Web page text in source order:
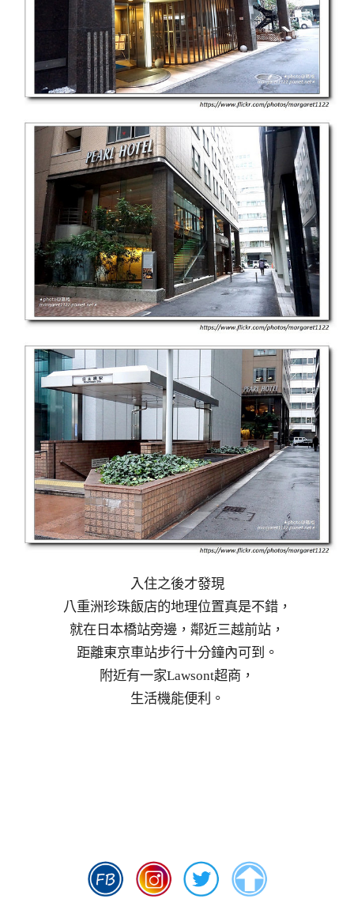
入住之後才發現
八重洲珍珠飯店的地理位置真是不錯，
就在日本橋站旁邊，鄰近三越前站，
距離東京車站步行十分鐘內可到。
附近有一家Lawsont超商，
生活機能便利。